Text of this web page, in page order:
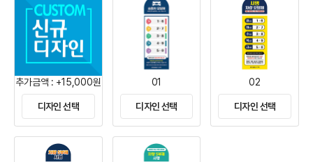
추가금액 : +15,000원
디자인 선택
01
디자인 선택
02
디자인 선택